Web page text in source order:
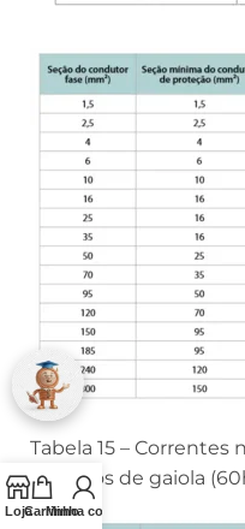
Tabela 15 –
trifásicos de gaiola
LojaCarrinho
Minha conta